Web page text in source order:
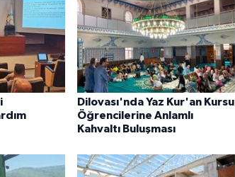
Dilovası'nda Yaz Kur'an Kursu
Öğrencilerine Anlamlı
Kahvaltı Buluşması